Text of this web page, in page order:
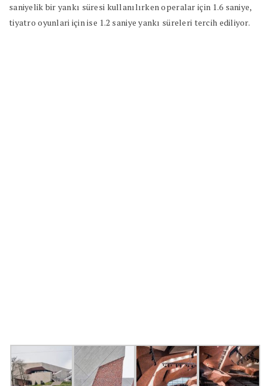
saniyelik bir yankı süresi kullanılırken operalar için 1.6 saniye,
tiyatro oyunlari için ise 1.2 saniye yankı süreleri tercih ediliyor.